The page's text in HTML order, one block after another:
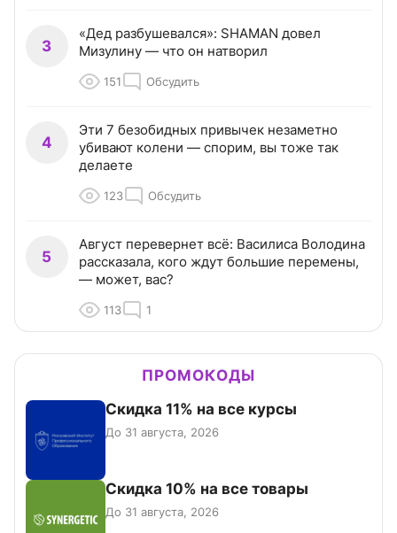
3
«Дед разбушевался»: SHAMAN довел
Мизулину — что он натворил
151 Обсудить
4
Эти 7 безобидных привычек незаметно
убивают колени — спорим, вы тоже так
делаете
123 Обсудить
5
Август перевернет всё: Василиса Володина
рассказала, кого ждут большие перемены,
— может, вас?
113 1
ПРОМОКОДЫ
Скидка 11% на все курсы
До 31 августа, 2026
Скидка 10% на все товары
До 31 августа, 2026